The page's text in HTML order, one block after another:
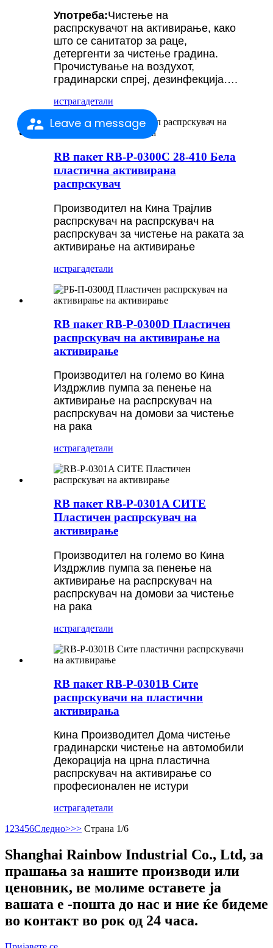
Leave a message
Употреба:Чистење на
распрскувачот на активирање, како
што се санитатор за раце,
детергенти за чистење градина.
Прочистување на воздухот,
градинарски спреј, дезинфекција….
истрагадетали
RB пакет RB-P-0300C 28-410 Бела
пластична активирана
распрскувач
Производител на Кина Трајлив
распрскувач на распрскувач на
распрскувач за чистење на раката за
активирање на активирање
истрагадетали
RB пакет RB-P-0300D Пластичен
распрскувач на активирање на
активирање
Производител на големо во Кина
Издржлив пумпа за пенење на
активирање на распрскувач на
распрскувач на домови за чистење
на рака
истрагадетали
RB пакет RB-P-0301A СИТЕ
Пластичен распрскувач на
активирање
Производител на големо во Кина
Издржлив пумпа за пенење на
активирање на распрскувач на
распрскувач на домови за чистење
на рака
истрагадетали
RB пакет RB-P-0301B Сите
распрскувачи на пластични
активирања
Кина Производител Дома чистење
градинарски чистење на автомобили
Декорација на црна пластична
распрскувач на активирање со
професионален не истури
истрагадетали
1 23456Следно>>> Страна 1/6
Shanghai Rainbow Industrial Co., Ltd, за
прашања за нашите производи или
ценовник, ве молиме оставете ја
вашата е -пошта до нас и ние ќе бидеме
во контакт во рок од 24 часа.